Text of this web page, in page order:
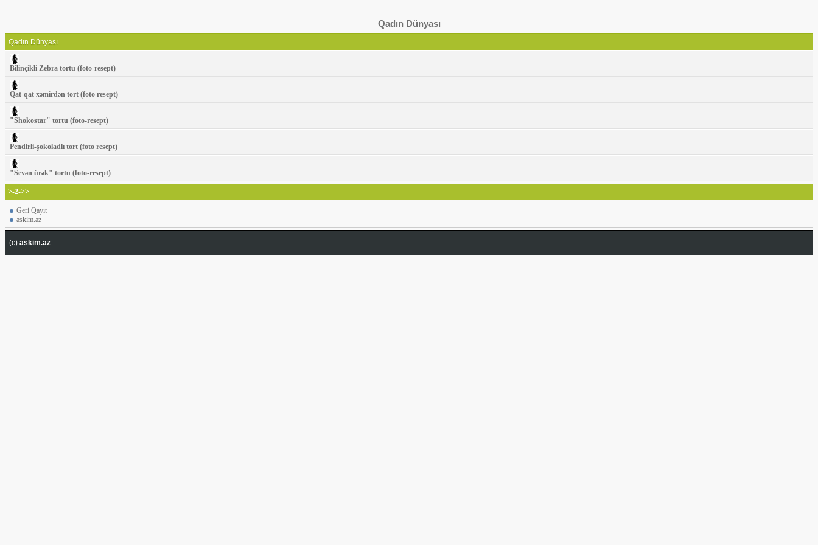
Qadın Dünyası
Qadın Dünyası
Bilinçikli Zebra tortu (foto-resept)
Qat-qat xəmirdən tort (foto resept)
"Shokostar" tortu (foto-resept)
Pendirli-şokoladlı tort (foto resept)
"Sevən ürək" tortu (foto-resept)
>-2->>
Geri Qayıt
askim.az
(c) askim.az